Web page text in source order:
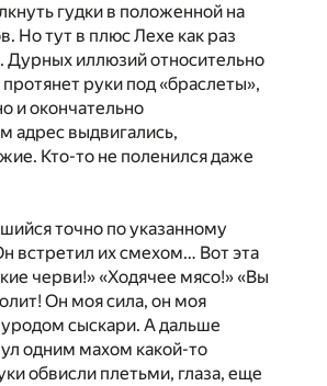
гудки в положенной на
Но тут в плюс Лехе как раз
Дурных иллюзий относительно
руки под «браслеты»,
и окончательно
адрес выдвигались,
Кто-то не поленился даже
точно по указанному
встретил их смехом… Вот эта
черви!» «Ходячее мясо!» «Вы
Он моя сила, он моя
сыскари. А дальше
одним махом какой-то
обвисли плетьми, глаза, еще